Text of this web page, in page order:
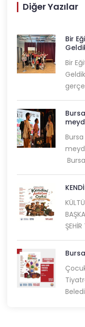
Diğer Yazılar
Bir
Bir